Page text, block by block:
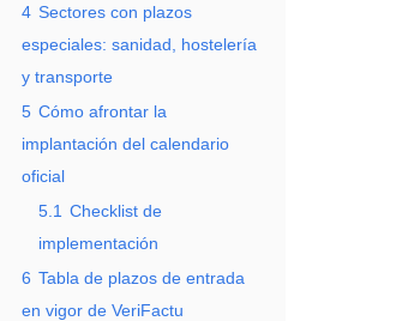
4 Sectores con plazos
especiales: sanidad, hostelería
y transporte
5 Cómo afrontar la
implantación del calendario
oficial
5.1 Checklist de
implementación
6 Tabla de plazos de entrada
en vigor de VeriFactu